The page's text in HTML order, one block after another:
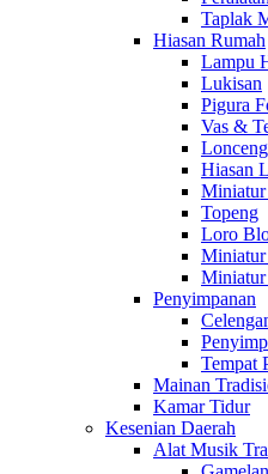
Taplak
Hiasan Rumah
Lampu
Lukisan
Pigura
Vas &
Hiasan
Miniatur
Topeng
Loro
Miniatur
Miniatur
Penyimpanan
Tempat
Mainan
Kamar Tidur
Kesenian Daerah
Alat Musik